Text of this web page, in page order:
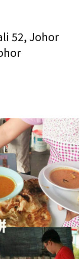
52, Johor